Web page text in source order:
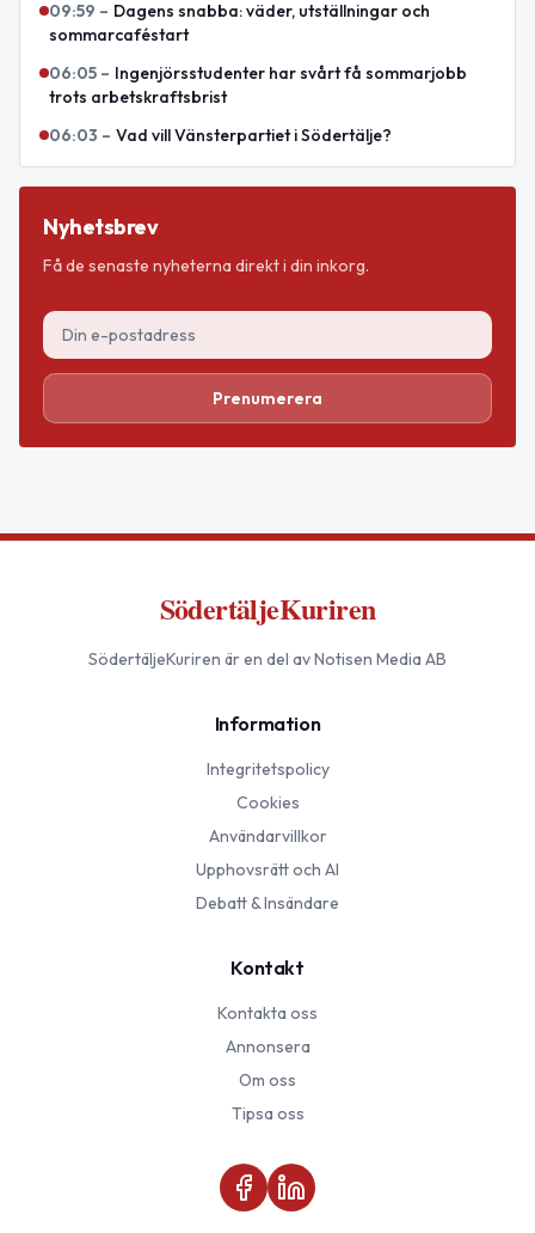
09:59 – Dagens snabba: väder, utställningar och
sommarcaféstart
06:05 – Ingenjörsstudenter har svårt få sommarjobb
trots arbetskraftsbrist
06:03 – Vad vill Vänsterpartiet i Södertälje?
Nyhetsbrev
Få de senaste nyheterna direkt i din inkorg.
Prenumerera
SödertäljeKuriren
SödertäljeKuriren är en del av Notisen Media AB
Information
Integritetspolicy
Cookies
Användarvillkor
Upphovsrätt och AI
Debatt & Insändare
Kontakt
Kontakta oss
Annonsera
Om oss
Tipsa oss